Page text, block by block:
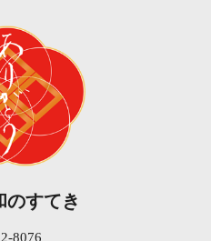
のすてき
8076